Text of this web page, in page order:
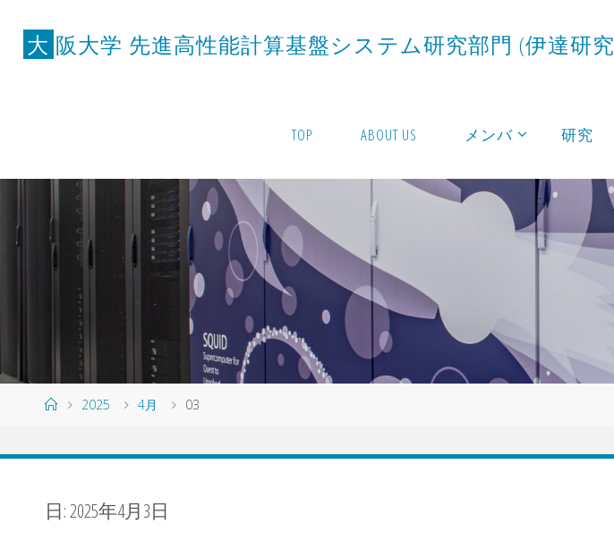
大 阪大学 先進高性能計算基盤システム研究部門 (伊達研究
TOP ABOUT US メンバ 研究
ホ
2025 4月 03
日:2025年4月3日